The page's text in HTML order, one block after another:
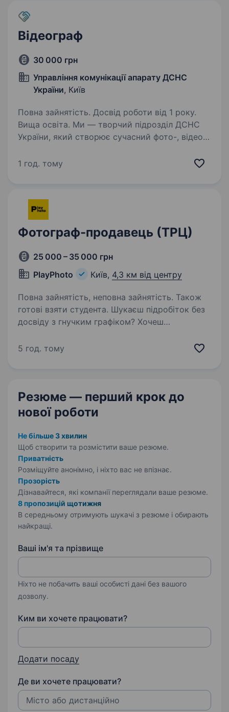
Відеограф
30 000 грн
Управління комунікації апарату ДСНС
України, Київ
Повна зайнятість. Досвід роботи від 1 року.
Вища освіта. Ми — творчий підрозділ ДСНС
України, який створює сучасний фото-, відео-
загальнодержавні інформаційні кампанії,
1 год. тому
Фотограф-продавець (ТРЦ)
25 000 – 35 000 грн
PlayPhoto
Київ, 4,3 км від центру
Повна зайнятість, неповна зайнятість. Також
готові взяти студента. Шукаєш підробіток без
досвіду з гнучким графіком? Хочеш
Приєднуйся до команди PlayPhoto —
5 год. тому
Резюме — перший крок до
нової роботи
Не більше 3 хвилин
Щоб створити та розмістити ваше резюме.
Приватність
Розміщуйте анонімно, і ніхто вас не впізнає.
Прозорість
Дізнавайтеся, які компанії переглядали ваше резюме.
8 пропозицій щотижня
В середньому отримують шукачі з резюме і обирають
найкращі.
Ваші ім'я та прізвище
Ніхто не побачить ваші особисті дані без вашого
дозволу.
Ким ви хочете працювати?
Додати посаду
Де ви хочете працювати?